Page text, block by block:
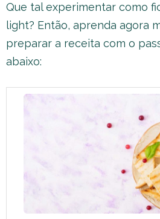
Que tal experimentar como
light? Então, aprenda agora
preparar a receita com o
abaixo: